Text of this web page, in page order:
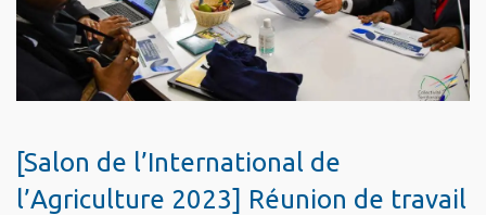
[Salon de l’International de
l’Agriculture 2023] Réunion de travail